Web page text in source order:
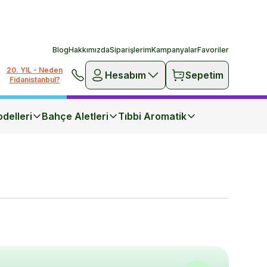
BlogHakkımızdaSiparişlerimKampanyalarFavoriler
20. YIL - Neden
Fidanistanbul?
Hesabım Sepetim
Bahçe Aletleri Tıbbi Aromatik